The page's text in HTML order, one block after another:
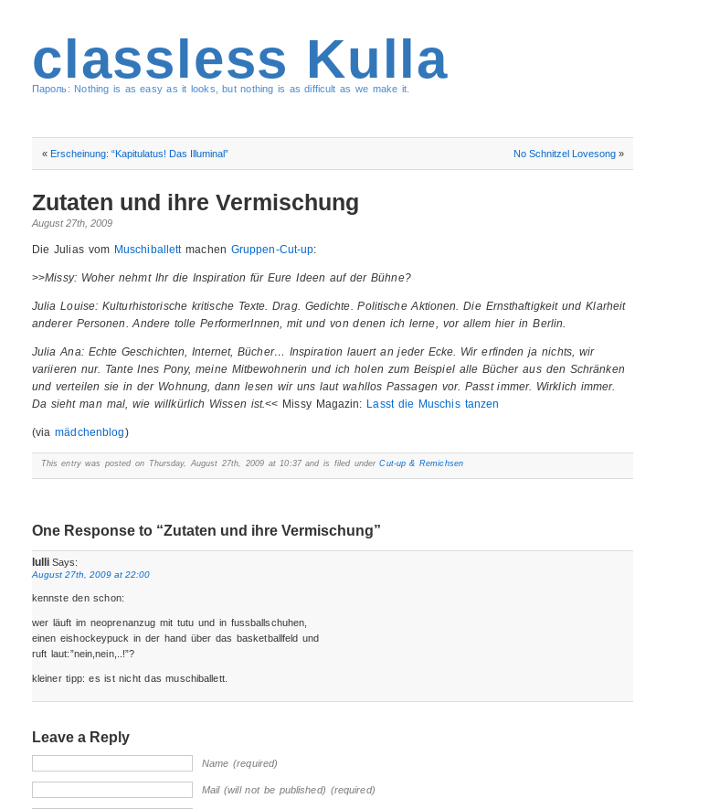
classless Kulla
Пароль: Nothing is as easy as it looks, but nothing is as difficult as we make it.
« Erscheinung: “Kapitulatus! Das Illuminal” No Schnitzel Lovesong»
Zutaten und ihre Vermischung
August 27th, 2009
Die Julias vom Muschiballettmachen Gruppen-Cut-up:
>>Missy: Woher nehmt Ihr die Inspiration für Eure Ideen auf der Bühne?
Julia Louise: Kulturhistorische kritische Texte. Drag. Gedichte. Politische Aktionen. Die Ernsthaftigkeit und Klarheit
anderer Personen. Andere tolle PerformerInnen, mit und von denen ich lerne, vor allem hier in Berlin.
Julia Ana: Echte Geschichten, Internet, Bücher… Inspiration lauert an jeder Ecke. Wir erfinden ja nichts, wir
variieren nur. Tante Ines Pony, meine Mitbewohnerin und ich holen zum Beispiel alle Bücher aus den Schränken
und verteilen sie in der Wohnung, dann lesen wir uns laut wahllos Passagen vor. Passt immer. Wirklich immer.
Da sieht man mal, wie willkürlich Wissen ist.<< Missy Magazin: Lasst die Muschis tanzen
(viamädchenblog)
This entry was posted on Thursday, August 27th, 2009 at 10:37 and is filed underCut-up & Remichsen
One Response to “Zutaten und ihre Vermischung”
lulliSays:
August 27th, 2009 at 22:00
kennste den schon:
wer läuft im neoprenanzug mit tutu und in fussballschuhen,
einen eishockeypuck in der hand über das basketballfeld und
ruft laut:”nein,nein,..!”?
kleiner tipp: es ist nicht das muschiballett.
Leave a Reply
Name (required)
Mail (will not be published) (required)